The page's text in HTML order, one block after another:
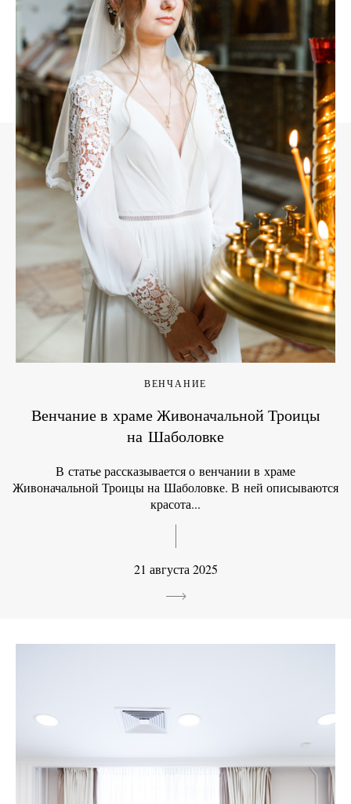
ВЕНЧАНИЕ
Венчание в храме Живоначальной Троицы
на Шаболовке
В статье рассказывается о венчании в храме
Живоначальной Троицы на Шаболовке. В ней описываются
красота...
21 августа 2025